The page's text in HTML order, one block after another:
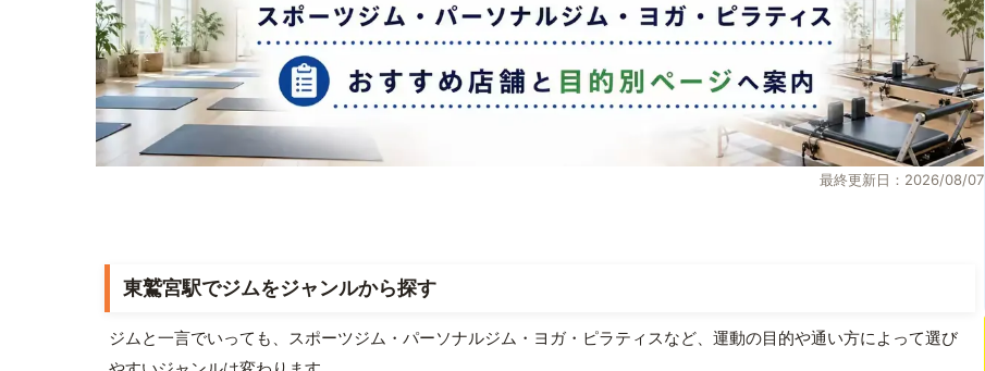
最終更新日：2026/08/07
東鷲宮駅でジムをジャンルから探す
ジムと一言でいっても、スポーツジム・パーソナルジム・ヨガ・ピラティスなど、運動の目的や通い方によって選び